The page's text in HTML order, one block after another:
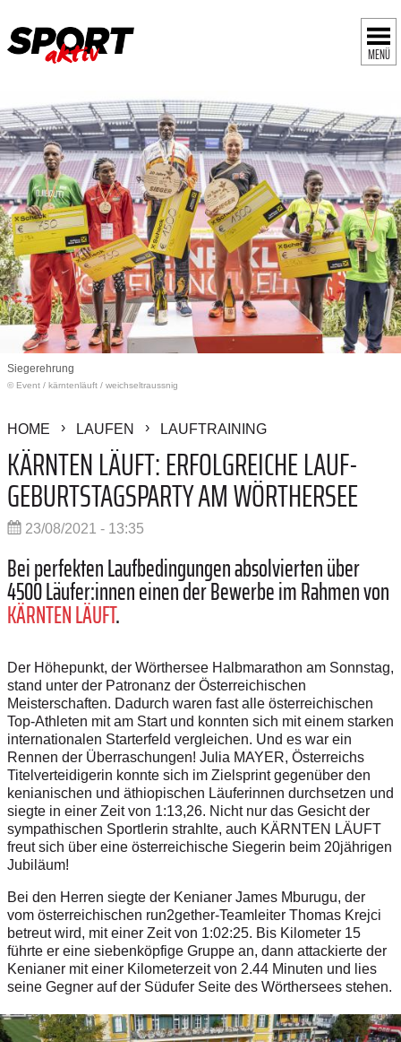
MENÜ
Siegerehrung
© Event / kärntenläuft / weichseltraussnig
HOME LAUFEN LAUFTRAINING
KÄRNTEN LÄUFT: ERFOLGREICHE LAUF-
GEBURTSTAGSPARTY AM WÖRTHERSEE
23/08/2021 - 13:35
Bei perfekten Laufbedingungen absolvierten über
4500 Läufer:innen einen der Bewerbe im Rahmen von
KÄRNTEN LÄUFT.
Der Höhepunkt, der Wörthersee Halbmarathon am Sonnstag,
stand unter der Patronanz der Österreichischen
Meisterschaften. Dadurch waren fast alle österreichischen
Top-Athleten mit am Start und konnten sich mit einem starken
internationalen Starterfeld vergleichen. Und es war ein
Rennen der Überraschungen! Julia MAYER, Österreichs
Titelverteidigerin konnte sich im Zielsprint gegenüber den
kenianischen und äthiopischen Läuferinnen durchsetzen und
siegte in einer Zeit von 1:13,26. Nicht nur das Gesicht der
sympathischen Sportlerin strahlte, auch KÄRNTEN LÄUFT
freut sich über eine österreichische Siegerin beim 20jährigen
Jubiläum!
Bei den Herren siegte der Kenianer James Mburugu, der
vom österreichischen run2gether-Teamleiter Thomas Krejci
betreut wird, mit einer Zeit von 1:02:25. Bis Kilometer 15
führte er eine siebenköpfige Gruppe an, dann attackierte der
Kenianer mit einer Kilometerzeit von 2.44 Minuten und lies
seine Gegner auf der Südufer Seite des Wörthersees stehen.